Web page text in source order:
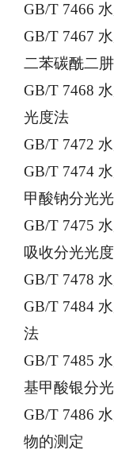
GB/T 7466
GB/T 7467
二苯碳酰二
GB/T 7468
光度法
GB/T 7472
GB/T 7474
甲酸钠分光
GB/T 7475
吸收分光光
GB/T 7478
GB/T 7484
法
GB/T 7485
基甲酸银分
GB/T 7486
物的测定